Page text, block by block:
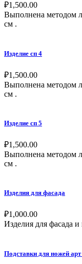
₽1,500.00
Выполнена методом
см .
Изделие сп 4
₽1,500.00
Выполнена методом
см .
Изделие сп 5
₽1,500.00
Выполнена методом
см .
Изделия для фасада
₽1,000.00
Изделия для фасада
Подставки для ножей арт